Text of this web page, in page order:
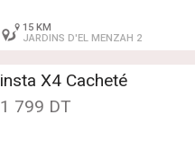
15 KM
JARDINS D'EL MENZAH 2
insta X4 Cacheté
1 799 DT